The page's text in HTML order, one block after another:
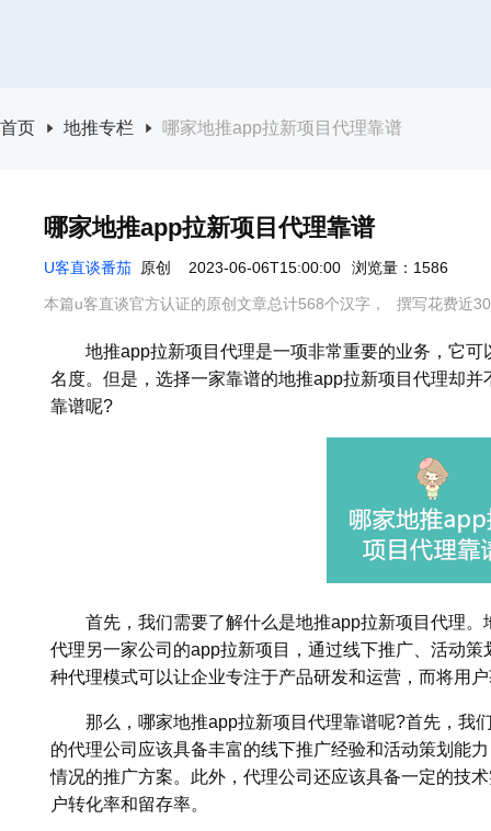
首页 地推专栏 哪家地推app拉新项目代理靠谱
哪家地推app拉新项目代理靠谱
U客直谈番茄 原创 2023-06-06T15:00:00 浏览量：1586
本篇u客直谈官方认证的原创文章总计568个汉字， 撰写花费近
地推app拉新项目代理是一项非常重要的业务，它可
名度。但是，选择一家靠谱的地推app拉新项目代理却
靠谱呢?
首先，我们需要了解什么是地推app拉新项目代理。
代理另一家公司的app拉新项目，通过线下推广、活动
种代理模式可以让企业专注于产品研发和运营，而将用
那么，哪家地推app拉新项目代理靠谱呢?首先，我
的代理公司应该具备丰富的线下推广经验和活动策划能
情况的推广方案。此外，代理公司还应该具备一定的技
户转化率和留存率。